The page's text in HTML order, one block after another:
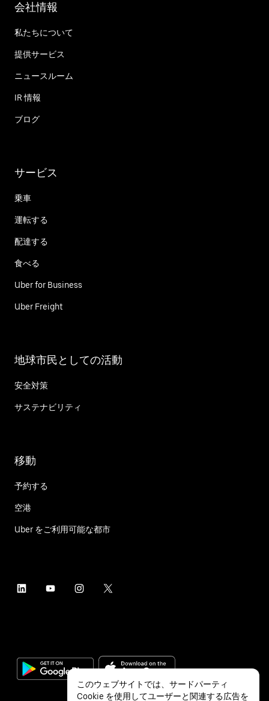
会社情報
私たちについて
提供サービス
ニュースルーム
IR 情報
ブログ
サービス
乗車
運転する
配達する
食べる
Uber for Business
Uber Freight
地球市民としての活動
安全対策
サステナビリティ
移動
予約する
空港
Uber をご利用可能な都市
このウェブサイトでは、サードパーティ
Cookie を使用してユーザーと関連する広告を